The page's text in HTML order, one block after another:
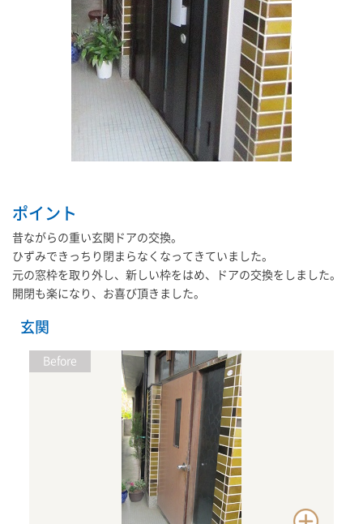
ポイント
昔ながらの重い玄関ドアの交換。
ひずみできっちり閉まらなくなってきていました。
元の窓枠を取り外し、新しい枠をはめ、ドアの交換をしました。
開閉も楽になり、お喜び頂きました。
玄関